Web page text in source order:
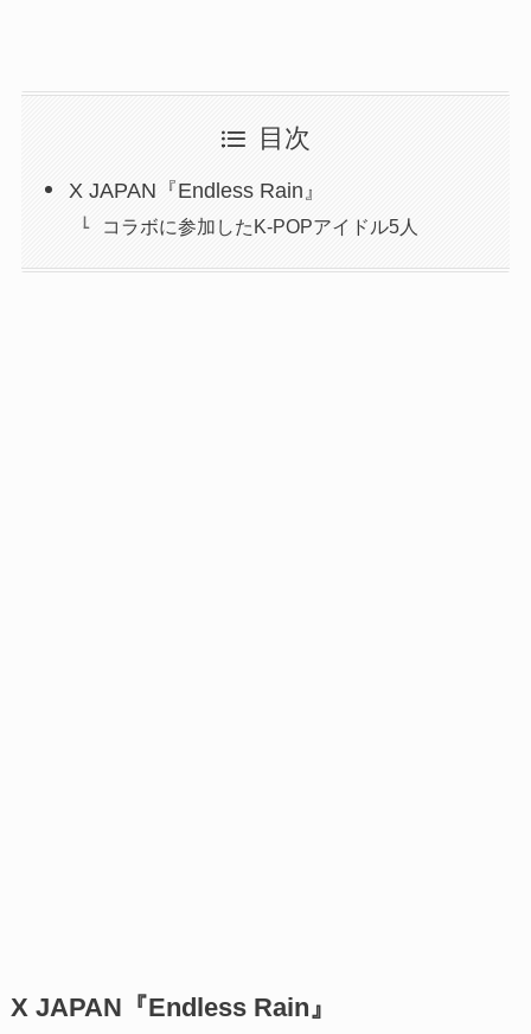
目次
X JAPAN『Endless Rain』
コラボに参加したK-POPアイドル5人
X JAPAN『Endless Rain』